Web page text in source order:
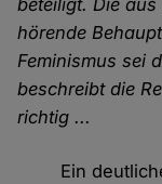
beteiligt. Die
hörende
Feminismus sei
beschreibt die
richtig ...
Ein